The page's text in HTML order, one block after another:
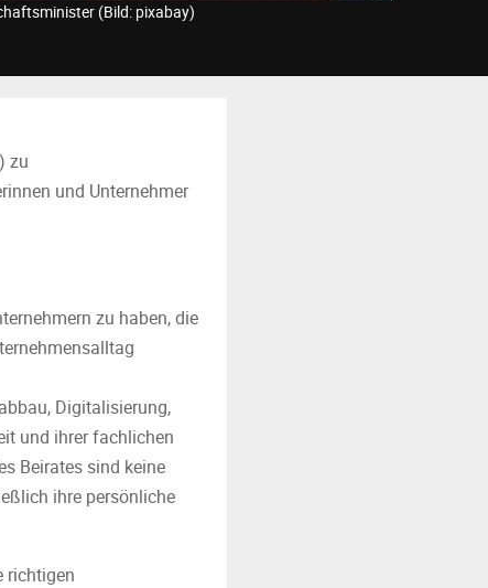
(Bild: pixabay)
zu
und Unternehmer
zu haben, die
Digitalisierung,
und ihrer fachlichen
Beirates sind keine
ihre persönliche
richtigen